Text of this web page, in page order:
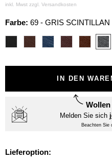
inkl. Mwst zzgl. Versandkosten
Farbe: 69 - GRIS SCINTILLAN
IN DEN
Wollen
Melden Sie sich
Beachten Sie
Lieferoption: